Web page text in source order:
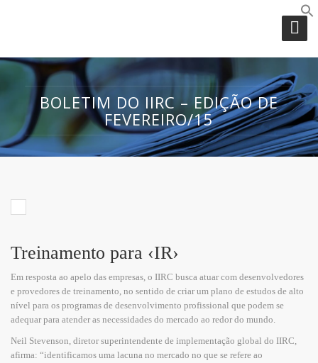
BOLETIM DO IIRC – EDIÇÃO DE
FEVEREIRO/15
Treinamento para ‹IR›
Em resposta ao apelo das empresas, o IIRC busca atuar com desenvolvedores
e provedores de treinamento, no sentido de criar um plano de estudos de alto
nível para os programas de desenvolvimento profissional que podem se
adequar para atender as necessidades do mercado ao redor do mundo.
Neil Stevenson, diretor superintendente de implementação global do IIRC,
afirma: “identificamos uma lacuna no mercado no que se refere ao